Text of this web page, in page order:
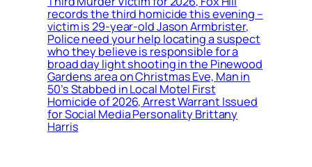
records the third homicide this evening –
victim is 29-year-old Jason Armbrister,
Police need your help locating a suspect
who they believe is responsible for a
broad day light shooting in the Pinewood
Gardens area on Christmas Eve, Man in
50’s Stabbed in Local Motel First
Homicide of 2026, Arrest Warrant Issued
for Social Media Personality Brittany
Harris